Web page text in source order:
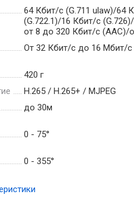
64 Кбит/с (G.711 ulaw)/64
(G.722.1)/16 Кбит/с
от 8 до 320 Кбит/с (AAC)/
От 32 Кбит/с до 16 Мбит/с
420 г
Н.265 / Н.265+ / MJPEG
до 30м
0 - 75°
0 - 355°